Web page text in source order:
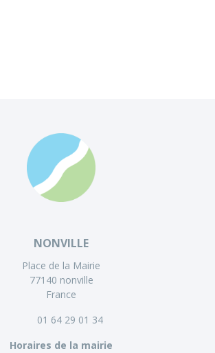
NONVILLE
Place de la Mairie
77140 nonville
France
01 64 29 01 34
Horaires de la mairie